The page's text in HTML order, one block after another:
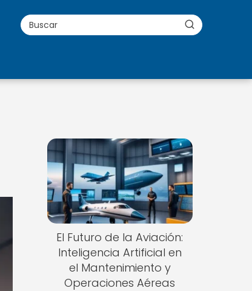
El Futuro de la Aviación:
Inteligencia Artificial en
el Mantenimiento y
Operaciones Aéreas